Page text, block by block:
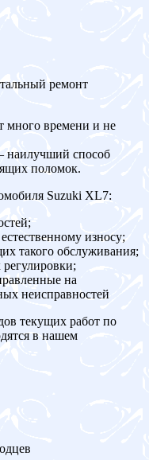
ремонт
много времени и не
наилучший способ
поломок.
Suzuki XL7:
износу;
такого обслуживания;
на
неисправностей
текущих работ по
в нашем